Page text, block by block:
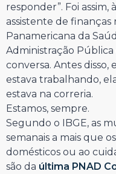
responder”. Foi assim,
assistente de finanças
Panamericana da
Administração
conversa. Antes disso,
estava trabalhando,
estava na correria.
Estamos, sempre.
Segundo o IBGE, as
semanais a mais que
domésticos ou ao
são da última PNAD